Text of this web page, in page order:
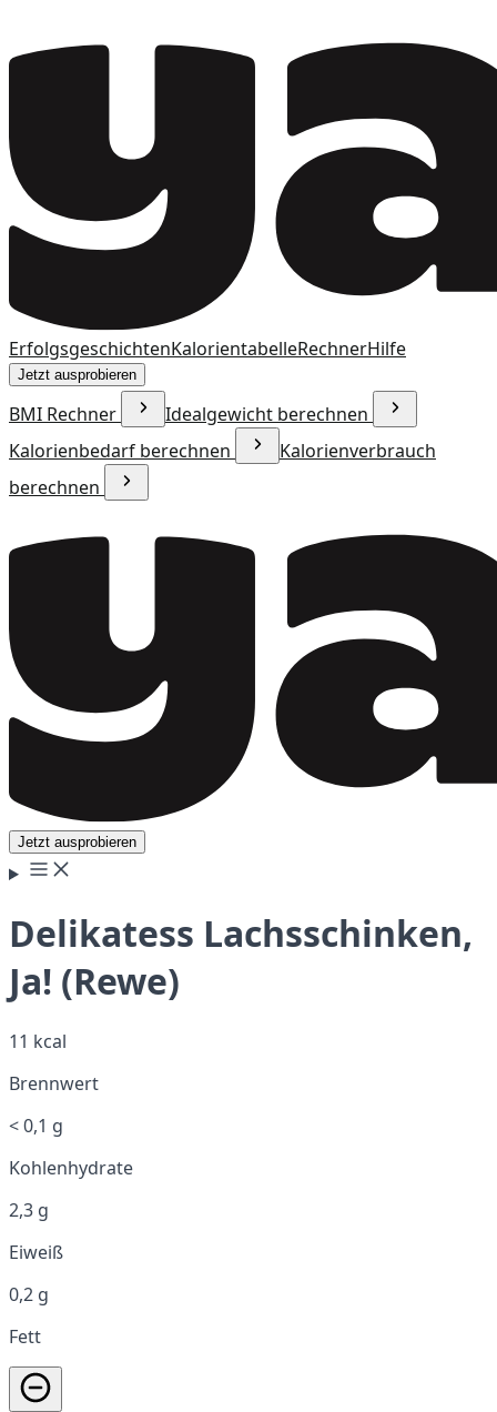
ErfolgsgeschichtenKalorientabelleRechnerHilfe
Jetzt ausprobieren
BMI Rechner
Idealgewicht berechnen
Kalorienbedarf berechnen
Kalorienverbrauch
berechnen
Jetzt ausprobieren
Delikatess Lachsschinken,
Ja! (Rewe)
11 kcal
Brennwert
< 0,1 g
Kohlenhydrate
2,3 g
Eiweiß
0,2 g
Fett